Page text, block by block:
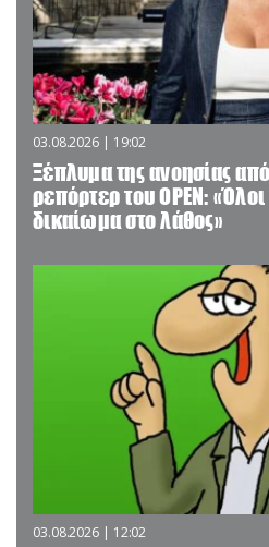
03.08.2026 | 19:02
Ξέπλυμα της ανοησίας
ρεπόρτερ του ΟΡΕΝ:
δικαίωμα στο λάθος»
03.08.2026 | 12:02